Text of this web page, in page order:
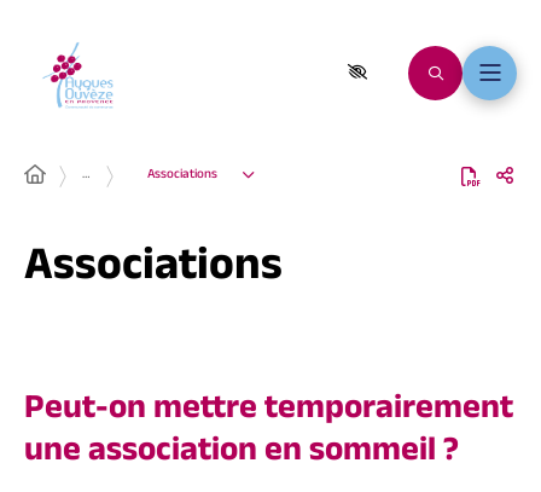
… Associations
Associations
Peut-on mettre temporairement
une association en sommeil ?